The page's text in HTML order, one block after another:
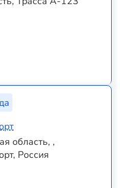
область, ,
Россия